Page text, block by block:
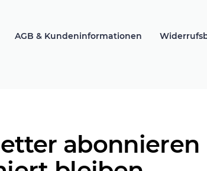
AGB & Kundeninformationen
abonnieren